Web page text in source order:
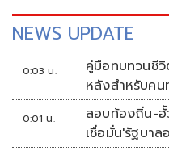
NEWS UPDATE
0:03 น.
คู่มือทบทวนชีวิ
หลังสำหรับค
0:01 น.
สอบท้องถิ่น-ฮั้
เชื่อมั่น'รัฐบาล